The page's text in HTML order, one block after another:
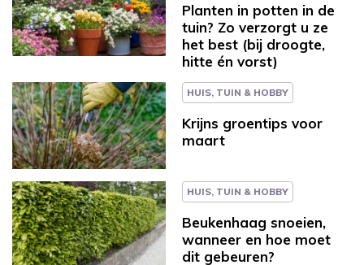
Planten in potten in de
tuin? Zo verzorgt u ze
het best (bij droogte,
hitte én vorst)
HUIS, TUIN & HOBBY
Krijns groentips voor
maart
HUIS, TUIN & HOBBY
Beukenhaag snoeien,
wanneer en hoe moet
dit gebeuren?